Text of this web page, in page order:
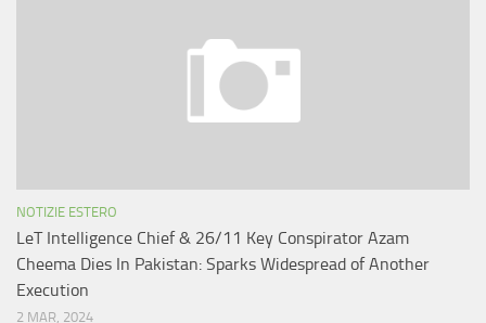
NOTIZIE ESTERO
LeT Intelligence Chief & 26/11 Key Conspirator Azam
Cheema Dies In Pakistan: Sparks Widespread of Another
Execution
2 MAR, 2024